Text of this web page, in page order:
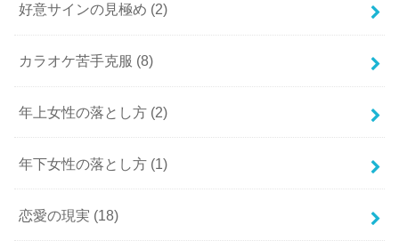
好意サインの見極め (2)
カラオケ苦手克服 (8)
年上女性の落とし方 (2)
年下女性の落とし方 (1)
恋愛の現実 (18)